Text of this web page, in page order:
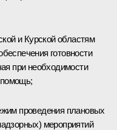
и Курской областям
готовности
при необходимости
проведения плановых
мероприятий